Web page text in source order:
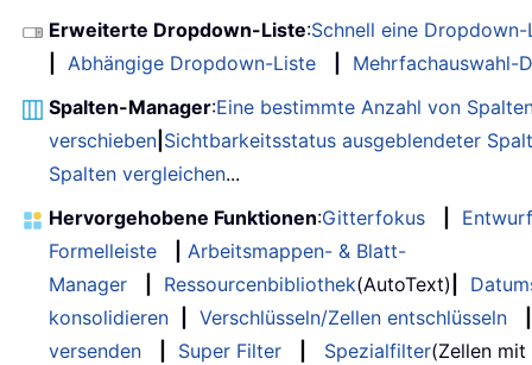
Erweiterte Dropdown-Liste:Schnell eine
Abhängige Dropdown-Liste
Mehrfachauswahl-
Spalten-Manager:Eine bestimmte Anzahl von
verschieben Sichtbarkeitsstatus ausgeblendeter
Spalten vergleichen...
Hervorgehobene Funktionen:Gitterfokus
Entwurf
Formelleiste
Arbeitsmappen- & Blatt-
Manager
Ressourcenbibliothek(AutoText)
konsolidieren
Verschlüsseln/Zellen entschlüsseln
versenden
Super Filter Spezialfilter(Zellen